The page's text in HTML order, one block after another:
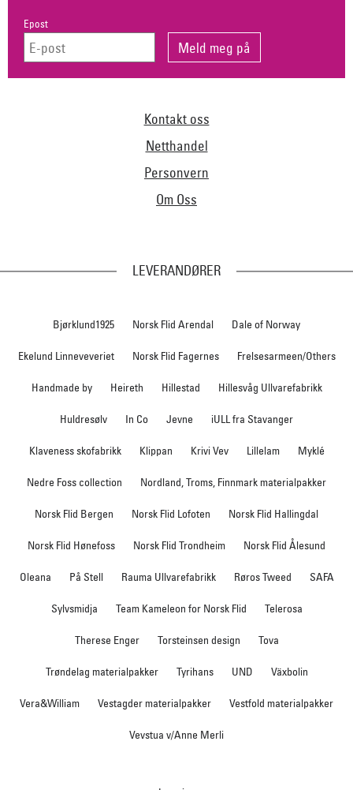
Epost
Kontakt oss
Netthandel
Personvern
Om Oss
LEVERANDØRER
Bjørklund1925 Norsk Flid Arendal Dale of Norway
Ekelund Linneveveriet Norsk Flid Fagernes Frelsesarmeen/Others
Handmade by Heireth Hillestad Hillesvåg Ullvarefabrikk
Huldresølv In Co Jevne iULL fra Stavanger
Klaveness skofabrikk Klippan Krivi Vev Lillelam Myklé
Nedre Foss collection Nordland, Troms, Finnmark materialpakker
Norsk Flid Bergen Norsk Flid Lofoten Norsk Flid Hallingdal
Norsk Flid Hønefoss Norsk Flid Trondheim Norsk Flid Ålesund
Oleana På Stell Rauma Ullvarefabrikk Røros Tweed SAFA
Sylvsmidja Team Kameleon for Norsk Flid Telerosa
Therese Enger Torsteinsen design Tova
Trøndelag materialpakker Tyrihans UND Växbolin
Vera&William Vestagder materialpakker Vestfold materialpakker
Vevstua v/Anne Merli